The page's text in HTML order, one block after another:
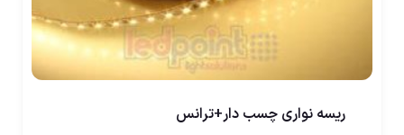
ریسه نواری چسب دار+ترانس